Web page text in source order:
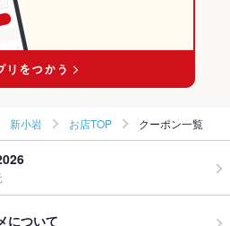
デルタ蒲田店 貸切×パーティー
ランキング
アンバールランキング
新小岩 お店TOP クーポン一覧
について